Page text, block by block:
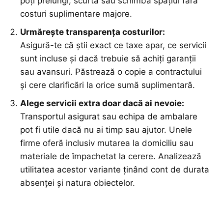
costuri suplimentare majore.
Urmărește transparența costurilor:
Asigură-te că știi exact ce taxe apar, ce servicii
sunt incluse și dacă trebuie să achiți garanții
sau avansuri. Păstrează o copie a contractului
și cere clarificări la orice sumă suplimentară.
Alege servicii extra doar dacă ai nevoie:
Transportul asigurat sau echipa de ambalare
pot fi utile dacă nu ai timp sau ajutor. Unele
firme oferă inclusiv mutarea la domiciliu sau
materiale de împachetat la cerere. Analizează
utilitatea acestor variante ținând cont de durata
absenței și natura obiectelor.